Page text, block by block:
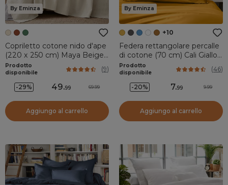
By Eminza
Copriletto cotone nido d'ape
(220 x 250 cm) Maya Beige
pampa
Prodotto
disponibile
(9)
-29% 49.99 69.99
Aggiungo al carrello
By Eminza
+10
Federa rettangolare percalle
di cotone (70 cm) Cali Giallo
senape
Prodotto
disponibile
(46)
-20% 7.99 9.99
Aggiungo al carrello